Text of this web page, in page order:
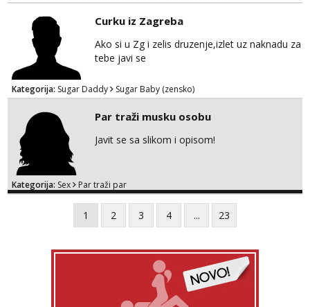
Curku iz Zagreba
Ako si u Zg i zelis druzenje,izlet uz naknadu za
tebe javi se
Kategorija: Sugar Daddy Sugar Baby (zensko)
Par traži musku osobu
Javit se sa slikom i opisom!
Kategorija: Sex Par traži par
1 2 3 4 ... 23